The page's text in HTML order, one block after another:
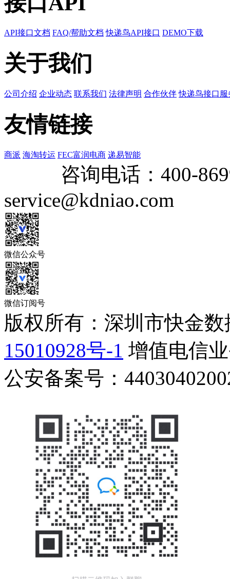
API接口文档 FAQ/帮助文档 快递鸟API接口 DEMO下载
关于我们
公司介绍 企业动态 联系我们 法律声明 合作伙伴 快递鸟接口服
友情链接
商派 海淘转运 FEC富润电商 递易智能
咨询电话： 400-
service@kdniao.com
微信公众号
微信订阅号
版权所有：深圳市快金
15010928号-1 增值电信
公安备案号：